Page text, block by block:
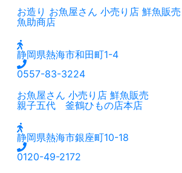
お造り お魚屋さん 小売り店 鮮魚販売
魚助商店
静岡県熱海市和田町1-4
0557-83-3224
お魚屋さん 小売り店 鮮魚販売
親子五代 釜鶴ひもの店本店
静岡県熱海市銀座町10-18
0120-49-2172